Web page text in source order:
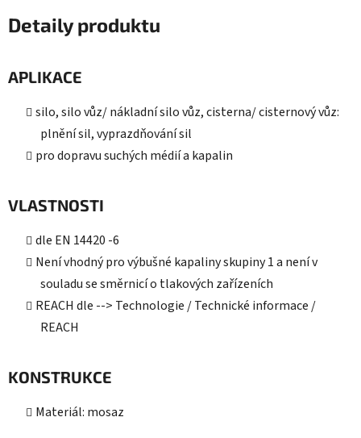
Detaily produktu
APLIKACE
silo, silo vůz/ nákladní silo vůz, cisterna/ cisternový vůz:
plnění sil, vyprazdňování sil
pro dopravu suchých médií a kapalin
VLASTNOSTI
dle EN 14420 -6
Není vhodný pro výbušné kapaliny skupiny 1 a není v
souladu se směrnicí o tlakových zařízeních
REACH dle --> Technologie / Technické informace /
REACH
KONSTRUKCE
Materiál: mosaz